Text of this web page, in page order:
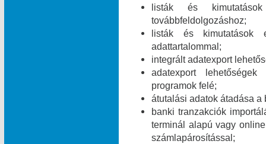
listák és
továbbfeldolgozáshoz;
listák és kimutatások
adattartalommal;
integrált adatexport
adatexport
programok felé;
átutalási adatok átadása
banki tranzakciók
terminál alapú vagy
számlapárosítással;